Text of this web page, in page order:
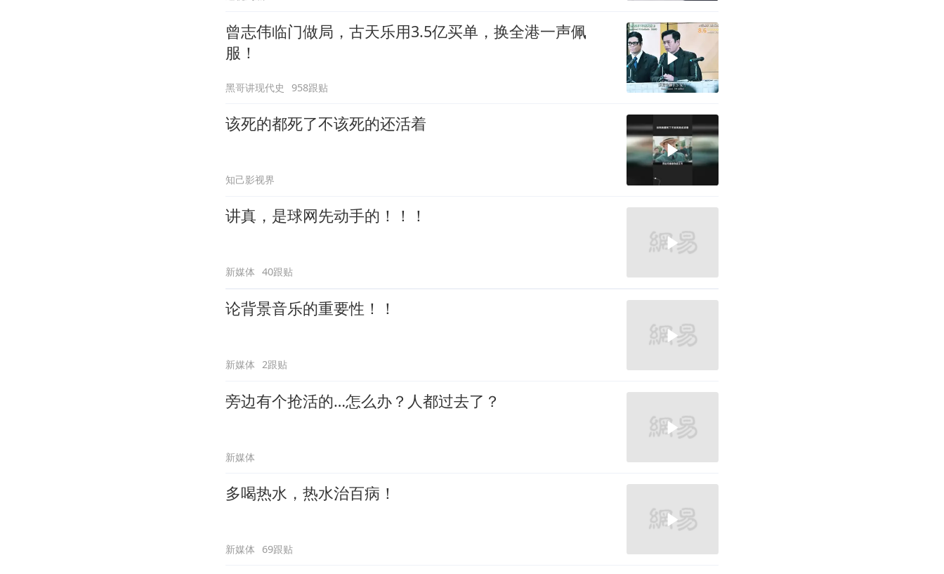
曾志伟临门做局，古天乐用3.5亿买单，换全港一声佩
服！
黑哥讲现代史 958跟贴
该死的都死了不该死的还活着
知己影视界
讲真，是球网先动手的！！！
新媒体 40跟贴
论背景音乐的重要性！！
新媒体 2跟贴
旁边有个抢活的…怎么办？人都过去了？
新媒体
多喝热水，热水治百病！
新媒体 69跟贴